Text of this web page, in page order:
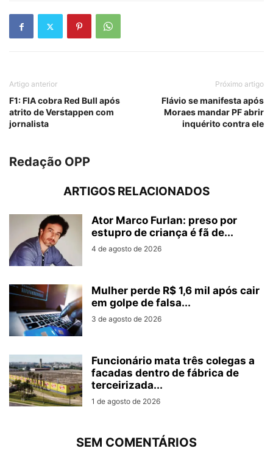
Artigo anterior
F1: FIA cobra Red Bull após
atrito de Verstappen com
jornalista
Próximo artigo
Flávio se manifesta após
Moraes mandar PF abrir
inquérito contra ele
Redação OPP
ARTIGOS RELACIONADOS
Ator Marco Furlan: preso por
estupro de criança é fã de...
4 de agosto de 2026
Mulher perde R$ 1,6 mil após cair
em golpe de falsa...
3 de agosto de 2026
Funcionário mata três colegas a
facadas dentro de fábrica de
terceirizada...
1 de agosto de 2026
SEM COMENTÁRIOS